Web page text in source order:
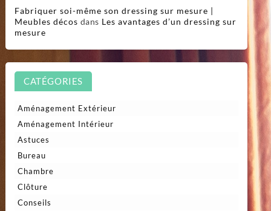
Fabriquer soi-même son dressing sur mesure |
Meubles décos dans Les avantages d’un dressing sur
mesure
CATÉGORIES
Aménagement Extérieur
Aménagement Intérieur
Astuces
Bureau
Chambre
Clôture
Conseils